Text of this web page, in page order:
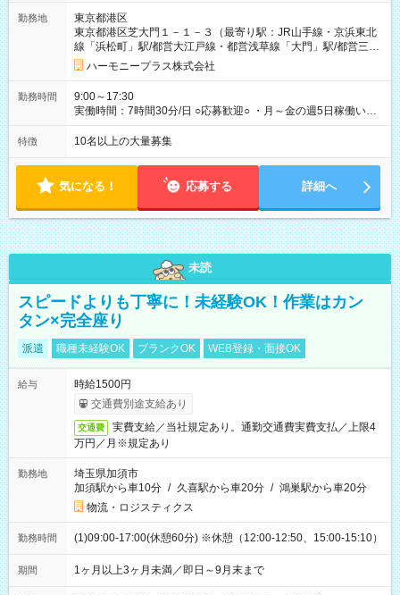
間中も給与・待遇に変更はありません。 【試用期間】試用期間
あり 試用期間の長さ：1ヶ月 雇用形態、給与は本採用時と同じ
です。 試用期間中は、健康保険などの福利厚生の一部が制限さ
れる可能性があります。
勤務地
東京都港区
東京都港区芝大門１－１－３（最寄り駅：JR山手線・京浜東北
線「浜松町」駅/都営大江戸線・都営浅草線「⼤⾨」駅/都営三田
線「御成⾨」駅）
ハーモニープラス株式会社
勤務時間
9:00～17:30
実働時間：7時間30分/日 ○応募歓迎○ ・月～金の週5日稼働いた
だける方 ・実働時間：7.5時間（休憩1時間）
特徴 10名以上の大量募集
気になる！ 応募する 詳細へ
未読
スピードよりも丁寧に！未経験OK！作業はカン
タン×完全座り
派遣 職種未経験OK ブランクOK WEB登録・面接OK
給与
時給1500円
交通費別途支給あり
交通費
実費支給／当社規定あり。通勤交通費実費支払／上限4
万円／月※規定あり
勤務地
埼玉県加須市
加須駅から車10分 / 久喜駅から車20分 / 鴻巣駅から車20分
物流・ロジスティクス
勤務時間 (1)09:00-17:00(休憩60分) ※休憩（12:00-12:50、15:00-15:10）
期間 1ヶ月以上3ヶ月未満／即日～9月末まで